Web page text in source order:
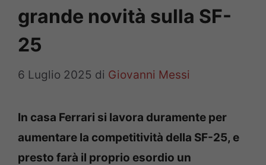
grande novità sulla SF-
25
6 Luglio 2025 di Giovanni Messi
In casa Ferrari si lavora duramente per
aumentare la competitività della SF-25, e
presto farà il proprio esordio un